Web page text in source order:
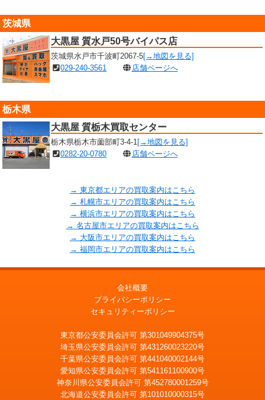
茨城県
大黒屋 質水戸50号バイパス店
茨城県水戸市千波町2067-5[→地図を見る]
029-240-3561
店舗ページへ
栃木県
大黒屋 質栃木買取センター
栃木県栃木市薗部町3-4-1 [→地図を見る]
0282-20-0780
店舗ページへ
→ 東京都エリアの買取案内はこちら
→ 札幌市エリアの買取案内はこちら
→ 横浜市エリアの買取案内はこちら
→ 名古屋市エリアの買取案内はこちら
→ 大阪市エリアの買取案内はこちら
→ 福岡市エリアの買取案内はこちら
会社概要
プライバシーポリシー
セキュリティーポリシー
東京都公安委員会許可 第301049904375号
埼玉県公安委員会許可 第431260023220号
千葉県公安委員会許可 第441040002144号
愛知県公安委員会許可 第541161100900号
神奈川県公安委員会許可 第452780001259号
北海道公安委員会許可 第101010000315号